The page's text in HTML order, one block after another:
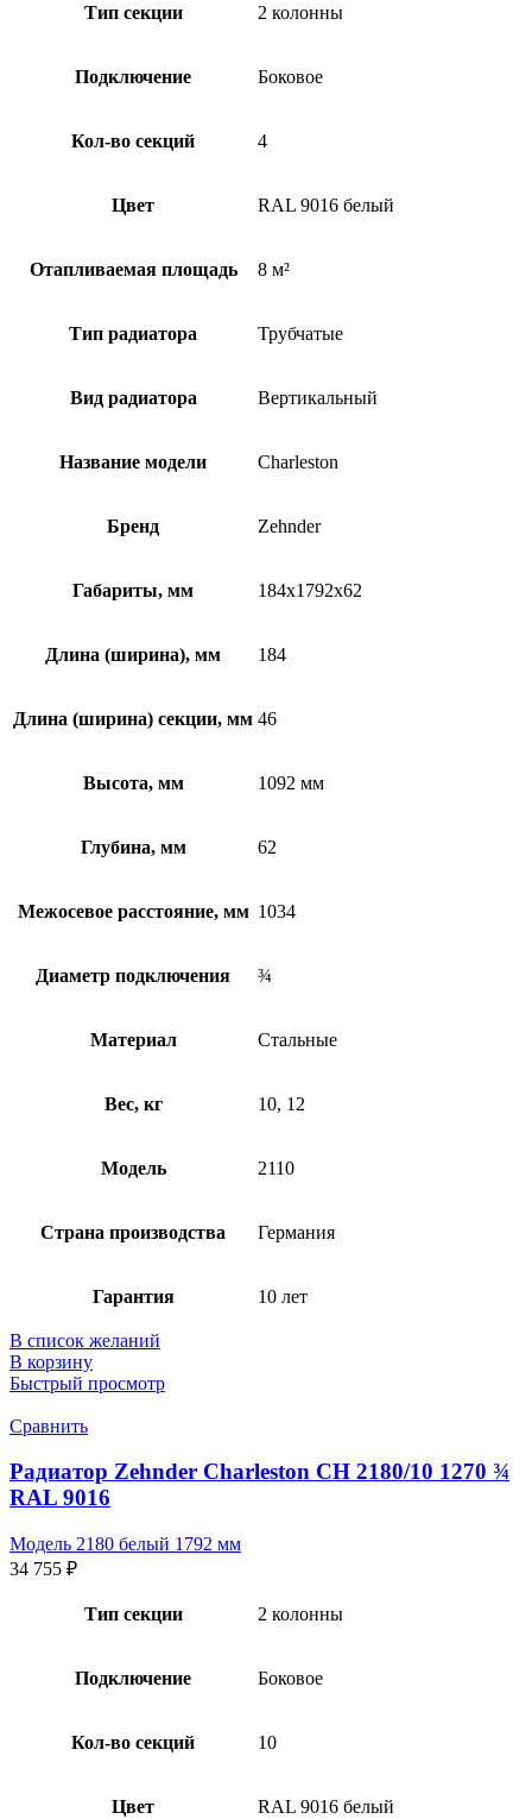
Тип секции 2 колонны
Подключение Боковое
Кол-во секций 4
Цвет RAL 9016 белый
Отапливаемая площадь 8 м²
Тип радиатора Трубчатые
Вид радиатора Вертикальный
Название модели Charleston
Бренд Zehnder
Габариты, мм 184x1792x62
Длина (ширина), мм 184
Длина (ширина) секции, мм 46
Высота, мм 1092 мм
Глубина, мм 62
Межосевое расстояние, мм 1034
Диаметр подключения ¾
Материал Стальные
Вес, кг 10, 12
Модель 2110
Страна производства Германия
Гарантия 10 лет
В список желаний
В корзину
Быстрый просмотр
Сравнить
Радиатор Zehnder Charleston CH 2180/10 1270 ¾
RAL 9016
Модель 2180 белый 1792 мм
34 755 ₽
Тип секции 2 колонны
Подключение Боковое
Кол-во секций 10
Цвет RAL 9016 белый